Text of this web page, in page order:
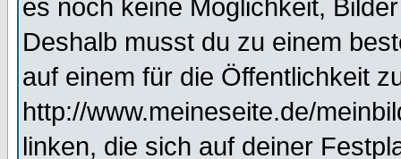
es noch keine Möglichkeit,
Deshalb musst du zu einem
auf einem für die Öffentlichkeit
http://www.meineseite.de/
linken, die sich auf deiner